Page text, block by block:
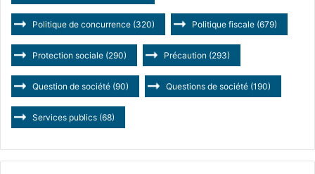
Politique de concurrence (320) Politique fiscale (679)
Protection sociale (290) Précaution (293)
Question de société (90) Questions de société (190)
Services publics (68)